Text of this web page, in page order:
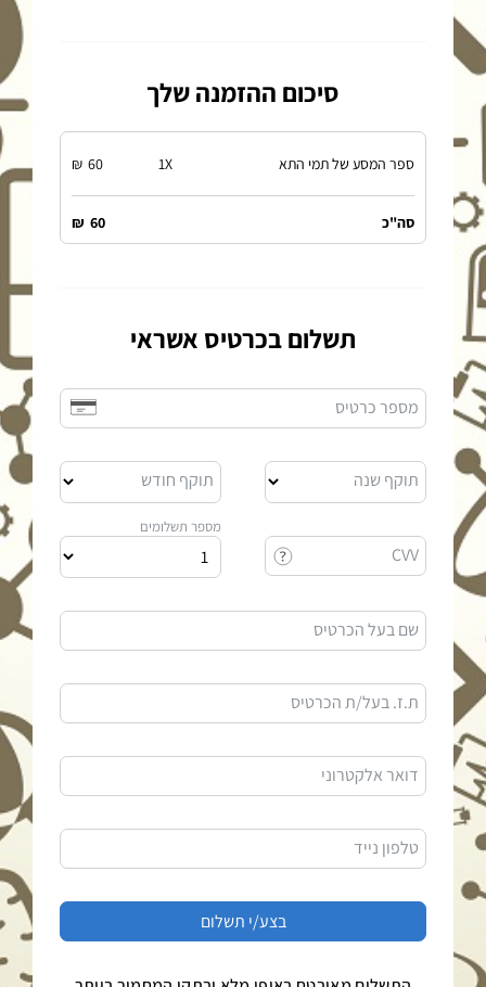
סיכום ההזמנה שלך
ספר המסע של תמי התא X
1
60
₪
סה"כ 60
₪
תשלום בכרטיס אשראי
מספר כרטיס
תוקף שנה תוקף חודש
CVV
מספר תשלומים
שם בעל הכרטיס
ת.ז. בעל/ת הכרטיס
דואר אלקטרוני
טלפון נייד